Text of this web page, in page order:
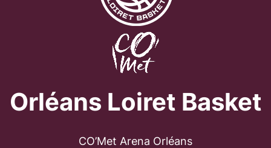
Orléans Loiret Basket
CO’Met Arena Orléans